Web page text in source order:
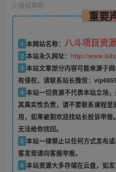
© 版权声明
重要
1 本网站名称： 八斗项目资
2 本站永久网址： http://
3 本站文章部分内容可能来源于
有侵权，请联系站长微信：
4 本站一切资源不代表本站立场
其真实性负责，请不要联系课程里
用，如果被割欢迎找站长投诉举
无法给你找回。
5 本站一律禁止以任何方式发布
客发现请向客服举报。
6 本站资源大多存储在云盘，如